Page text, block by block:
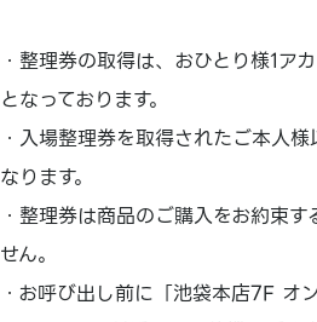
・整理券の取得は、おひとり様1ア
となっております。
・入場整理券を取得されたご本人
なります。
・整理券は商品のご購入をお約束
せん。
・お呼び出し前に「池袋本店7F オ